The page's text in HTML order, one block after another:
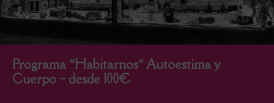
Programa «Habitarnos» Autoestima y
Cuerpo – desde 100€